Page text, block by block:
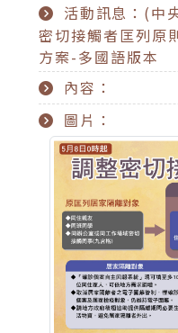
活動訊息：(中
密切接觸者匡列原
方案-多國語版本
內容：
圖片：